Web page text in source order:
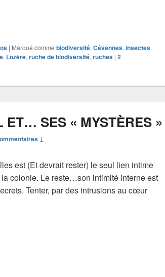
| Marqué comme biodiversité, Cévennes, insectes
, Lozère, ruche de biodiversité, ruches | 2
ET… SES « MYSTÈRES »
↓
est (Et devrait rester) le seul lien intime
colonie. Le reste…son intimité interne est
Tenter, par des intrusions au cœur
DE VOL ET… SES « MYSTÈRES »